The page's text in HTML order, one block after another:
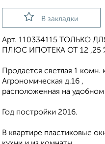
В закладки
Арт. 110334115 ТОЛЬКО
ПЛЮС ИПОТЕКА ОТ 12 ,25
Продается светлая 1 комн.
Агрономическая д.16 ,
расположенная на
Год постройки 2016.
В квартире пластиковые